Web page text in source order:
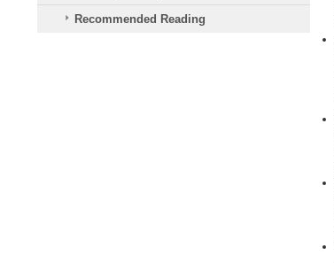
Recommended Reading